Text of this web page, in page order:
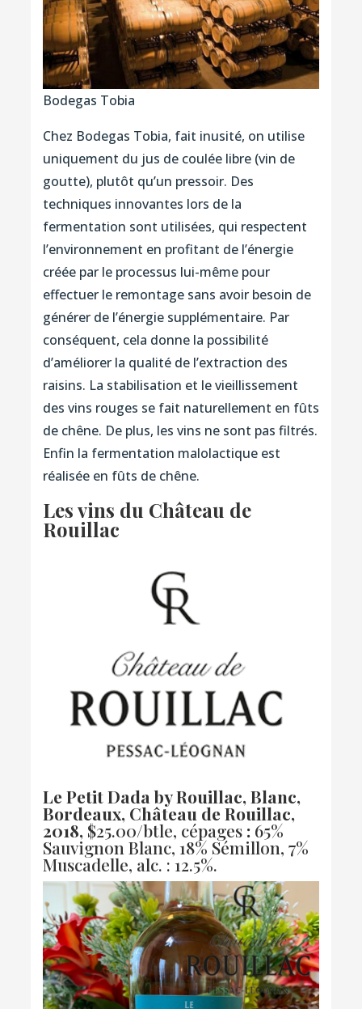
Bodegas Tobia
Chez Bodegas Tobia, fait inusité, on utilise
uniquement du jus de coulée libre (vin de
goutte), plutôt qu’un pressoir. Des
techniques innovantes lors de la
fermentation sont utilisées, qui respectent
l’environnement en profitant de l’énergie
créée par le processus lui-même pour
effectuer le remontage sans avoir besoin de
générer de l’énergie supplémentaire. Par
conséquent, cela donne la possibilité
d’améliorer la qualité de l’extraction des
raisins. La stabilisation et le vieillissement
des vins rouges se fait naturellement en fûts
de chêne. De plus, les vins ne sont pas filtrés.
Enfin la fermentation malolactique est
réalisée en fûts de chêne.
Les vins du Château de
Rouillac
Le Petit Dada by Rouillac, Blanc,
Bordeaux, Château de Rouillac,
2018, $25.00/btle, cépages: 65%
Sauvignon Blanc, 18% Sémillon, 7%
Muscadelle, alc. : 12.5%.